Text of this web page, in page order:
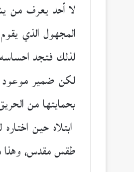
لا أحد يعرف من
المجهول الذي
لذلك فتجد
لكن ضمير موعود
بحمايتها من
ابتلاه حين
طقس مقدس، وهذا